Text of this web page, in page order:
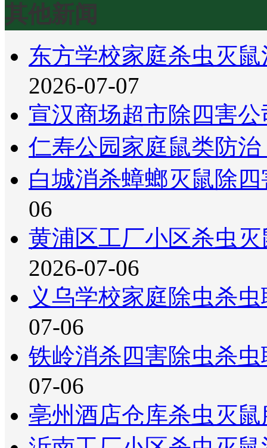
其他新闻
东方学校家庭杀虫灭
2026-07-07
宣汉商场超市除四害
仁寿公园家庭鼠类防
白城消杀蟑螂灭鼠除
06
黄浦区工厂小区杀虫
2026-07-06
义乌学校家庭除虫杀
07-06
铁岭消杀四害除虫杀
07-06
亳州酒店仓库杀虫灭